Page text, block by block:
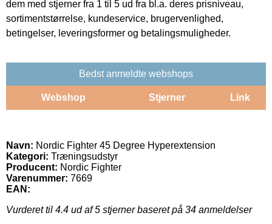
dem med stjerner fra 1 til 5 ud fra bl.a. deres prisniveau,
sortimentstørrelse, kundeservice, brugervenlighed,
betingelser, leveringsformer og betalingsmuligheder.
Bedst anmeldte webshops
Webshop Stjerner Link
Navn: Nordic Fighter 45 Degree Hyperextension
Kategori: Træningsudstyr
Producent: Nordic Fighter
Varenummer: 7669
EAN:
Vurderet til 4.4 ud af 5 stjerner baseret på 34 anmeldelser